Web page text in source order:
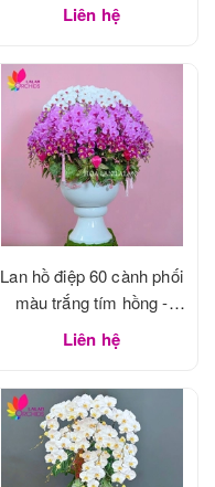
Liên hệ
Lan hồ điệp 60 cành phối
màu trắng tím hồng -
LHD1183
Liên hệ